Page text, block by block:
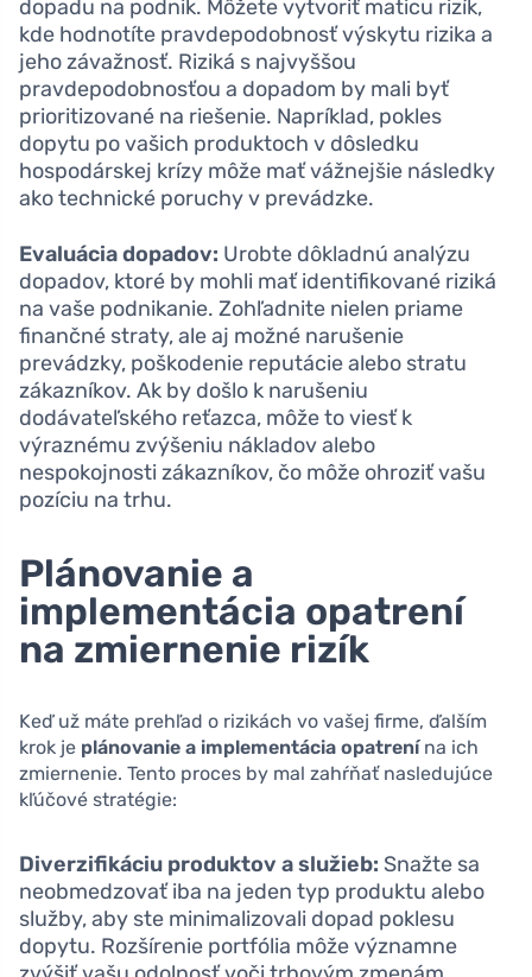
dopadu na podnik. Môžete vytvoriť maticu rizík,
kde hodnotíte pravdepodobnosť výskytu rizika a
jeho závažnosť. Riziká s najvyššou
pravdepodobnosťou a dopadom by mali byť
prioritizované na riešenie. Napríklad, pokles
dopytu po vašich produktoch v dôsledku
hospodárskej krízy môže mať vážnejšie následky
ako technické poruchy v prevádzke.
Evaluácia dopadov: Urobte dôkladnú analýzu
dopadov, ktoré by mohli mať identifikované riziká
na vaše podnikanie. Zohľadnite nielen priame
finančné straty, ale aj možné narušenie
prevádzky, poškodenie reputácie alebo stratu
zákazníkov. Ak by došlo k narušeniu
dodávateľského reťazca, môže to viesť k
výraznému zvýšeniu nákladov alebo
nespokojnosti zákazníkov, čo môže ohroziť vašu
pozíciu na trhu.
Plánovanie a
implementácia opatrení
na zmiernenie rizík
Keď už máte prehľad o rizikách vo vašej firme, ďalším
krok je plánovanie a implementácia opatrenína ich
zmiernenie. Tento proces by mal zahŕňať nasledujúce
kľúčové stratégie:
Diverzifikáciu produktov a služieb: Snažte sa
neobmedzovať iba na jeden typ produktu alebo
služby, aby ste minimalizovali dopad poklesu
dopytu. Rozšírenie portfólia môže významne